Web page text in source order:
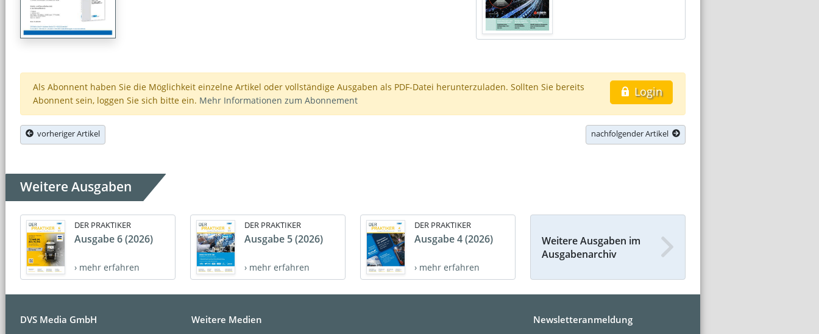
Login
Als Abonnent haben Sie die Möglichkeit einzelne Artikel oder vollständige Ausgaben als PDF-Datei herunterzuladen. Sollten Sie bereits
Abonnent sein, loggen Sie sich bitte ein. Mehr Informationen zum Abonnement
vorheriger Artikel nachfolgender Artikel
Weitere Ausgaben
DER PRAKTIKER
Ausgabe 6 (2026)
› mehr erfahren
DER PRAKTIKER
Ausgabe 5 (2026)
› mehr erfahren
DER PRAKTIKER
Ausgabe 4 (2026)
› mehr erfahren
Weitere Ausgaben im
Ausgabenarchiv
DVS Media GmbH Weitere Medien Newsletteranmeldung